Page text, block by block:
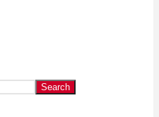
Search